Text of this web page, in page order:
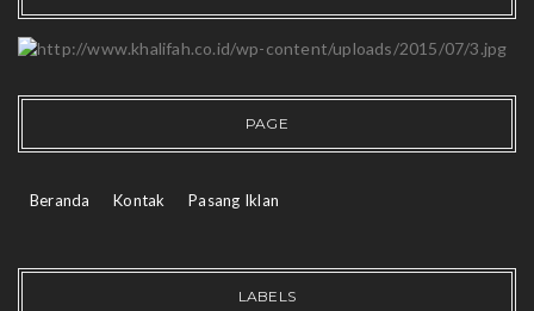
PAGE
Beranda Kontak Pasang Iklan
LABELS